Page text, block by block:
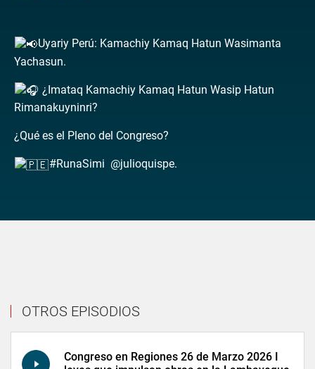
Uyariy Perú: Kamachiy Kamaq Hatun Wasimanta
Yachasun.
¿Imataq Kamachiy Kamaq Hatun Wasip Hatun
Rimanakuyninri?
¿Qué es el Pleno del Congreso?
#RunaSimi @julioquispe.
OTROS EPISODIOS
Congreso en Regiones 26 de Marzo 2026 I